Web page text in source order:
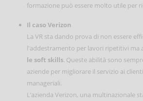
formazione può essere molto utile per
Il caso Verizon
La VR sta dando prova di non essere
l'addestramento per lavori ripetitivi ma
le soft skills. Queste abilità sono
aziende per migliorare il servizio ai
manageriali.
L’azienda Verizon, una multinazionale